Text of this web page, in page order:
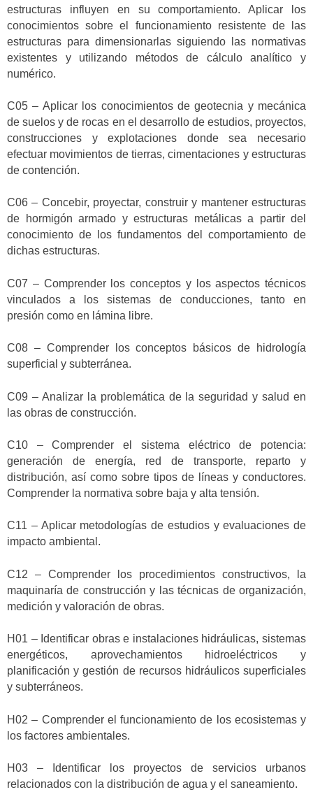
estructuras influyen en su comportamiento. Aplicar los
conocimientos sobre el funcionamiento resistente de las
estructuras para dimensionarlas siguiendo las normativas
existentes y utilizando métodos de cálculo analítico y
numérico.
C05 – Aplicar los conocimientos de geotecnia y mecánica
de suelos y de rocas en el desarrollo de estudios, proyectos,
construcciones y explotaciones donde sea necesario
efectuar movimientos de tierras, cimentaciones y estructuras
de contención.
C06 – Concebir, proyectar, construir y mantener estructuras
de hormigón armado y estructuras metálicas a partir del
conocimiento de los fundamentos del comportamiento de
dichas estructuras.
C07 – Comprender los conceptos y los aspectos técnicos
vinculados a los sistemas de conducciones, tanto en
presión como en lámina libre.
C08 – Comprender los conceptos básicos de hidrología
superficial y subterránea.
C09 – Analizar la problemática de la seguridad y salud en
las obras de construcción.
C10 – Comprender el sistema eléctrico de potencia:
generación de energía, red de transporte, reparto y
distribución, así como sobre tipos de líneas y conductores.
Comprender la normativa sobre baja y alta tensión.
C11 – Aplicar metodologías de estudios y evaluaciones de
impacto ambiental.
C12 – Comprender los procedimientos constructivos, la
maquinaría de construcción y las técnicas de organización,
medición y valoración de obras.
H01 – Identificar obras e instalaciones hidráulicas, sistemas
energéticos, aprovechamientos hidroeléctricos y
planificación y gestión de recursos hidráulicos superficiales
y subterráneos.
H02 – Comprender el funcionamiento de los ecosistemas y
los factores ambientales.
H03 – Identificar los proyectos de servicios urbanos
relacionados con la distribución de agua y el saneamiento.